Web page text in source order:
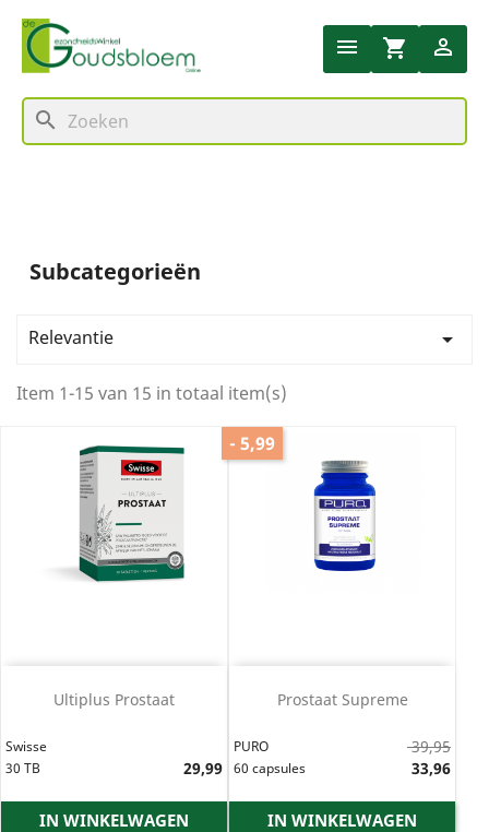
 shopping_cart 
search
Subcategorieën
Relevantie 
Item 1-15 van 15 in totaal item(s)
Ultiplus Prostaat
Swisse
30 TB
29,99
IN WINKELWAGEN
- 5,99
Prostaat Supreme
PURO
60 capsules
Normale
39,95
33,96
IN WINKELWAGEN